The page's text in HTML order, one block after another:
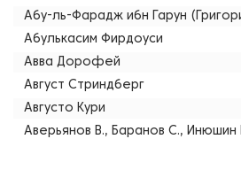
Абу-ль-Фарадж ибн Гарун
Абулькасим Фирдоуси
Авва Дорофей
Август Стриндберг
Августо Кури
Аверьянов В., Баранов С., Инюшин